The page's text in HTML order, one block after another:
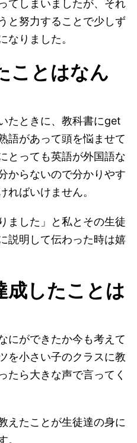
てしまいましたが、それ
と努力することで少しず
なりました。
ことはなん
たときに、教科書にget
があって頭を悩ませて
とっても英語が外国語な
からないので分かりやす
ればいけません。
ました」と私とその生徒
説明して伝わった時は嬉
成したことは
にができたか今も考えて
を小さい子のクラスに教
たら大きな声で言ってく
えたことが生徒達の身に
。